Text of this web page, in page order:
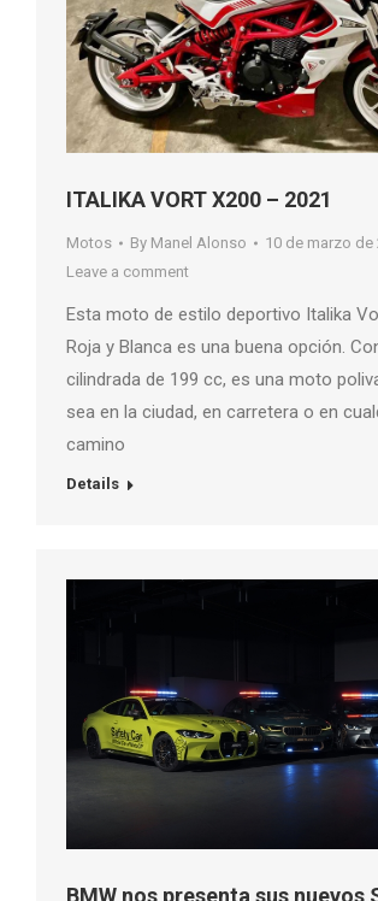
ITALIKA VORT X200 – 2021
Motos By Manel Alonso
10 de marzo de
Leave a comment
Esta moto de estilo deportivo Italika
Roja y Blanca es una buena opción.
cilindrada de 199 cc, es una moto
sea en la ciudad, en carretera o en
camino
Details
BMW nos presenta sus nuevos